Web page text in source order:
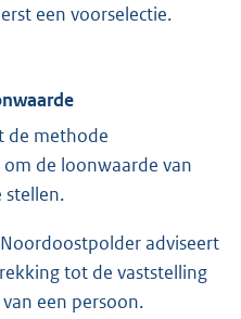
een voorselectie.
de methode
om de loonwaarde van
stellen.
adviseert
tot de vaststelling
een persoon.